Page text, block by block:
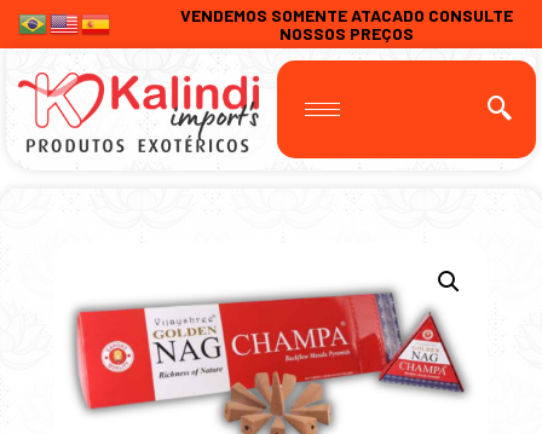
VENDEMOS SOMENTE ATACADO CONSULTE
NOSSOS PREÇOS